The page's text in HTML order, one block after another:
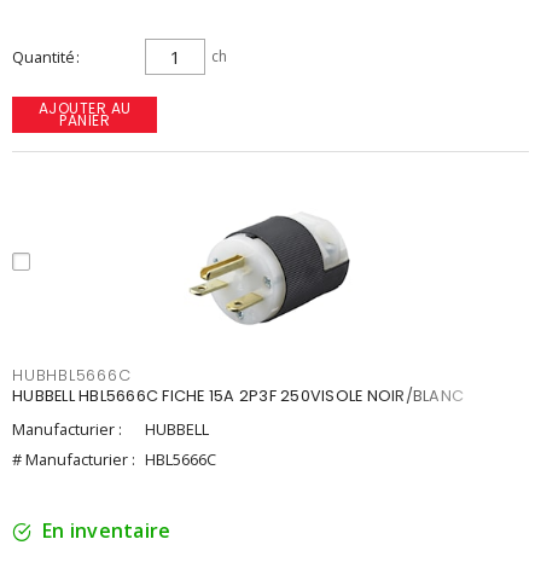
Quantité ch
AJOUTER AU
PANIER
HUBHBL5666C
HUBBELL HBL5666C FICHE 15A 2P3F 250VISOLE NOIR/BLANC
Manufacturier :
HUBBELL
# Manufacturier : HBL5666C
En inventaire